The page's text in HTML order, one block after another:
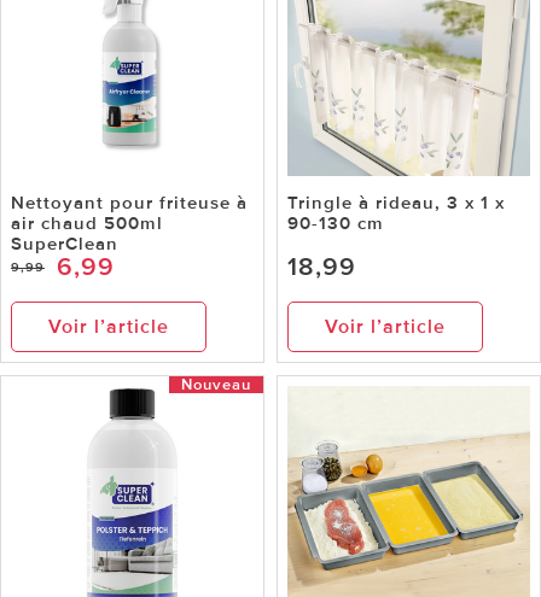
Nettoyant pour friteuse à
air chaud 500ml
SuperClean
9,99 6,99
Voir l’article
Tringle à rideau, 3 x 1 x
90-130 cm
18,99
Voir l’article
Nouveau